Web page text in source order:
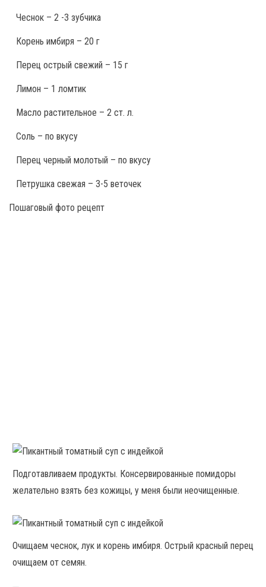
Чеснок – 2 -3 зубчика
Корень имбиря – 20 г
Перец острый свежий – 15 г
Лимон – 1 ломтик
Масло растительное – 2 ст. л.
Соль – по вкусу
Перец черный молотый – по вкусу
Петрушка свежая – 3-5 веточек
Пошаговый фото рецепт
Подготавливаем продукты. Консервированные помидоры
желательно взять без кожицы, у меня были неочищенные.
Очищаем чеснок, лук и корень имбиря. Острый красный перец
очищаем от семян.